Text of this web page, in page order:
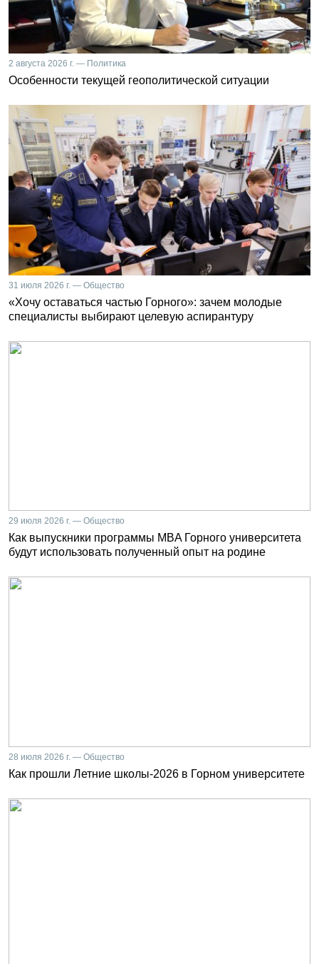
2 августа 2026 г. — Политика
Особенности текущей геополитической ситуации
31 июля 2026 г. — Общество
«Хочу оставаться частью Горного»: зачем молодые
специалисты выбирают целевую аспирантуру
29 июля 2026 г. — Общество
Как выпускники программы MBA Горного университета
будут использовать полученный опыт на родине
28 июля 2026 г. — Общество
Как прошли Летние школы-2026 в Горном университете